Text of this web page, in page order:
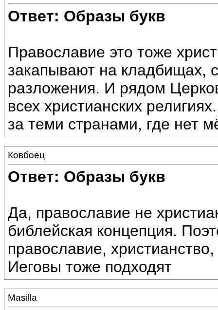
Ответ: Образы букв
Православие это тоже
закапывают на кладбищах,
разложения. И рядом
всех христианских
за теми странами, где нет
Ковбоец
Ответ: Образы букв
Да, православие не
библейская концепция.
православие,
Иеговы тоже подходят
Masilla